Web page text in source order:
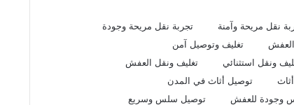
نقل مريحة وآمنة
تجربة نقل مريحة وجودة
تغليف وتوصيل آمن
ونقل استثنائي
تغليف ونقل العفش
توصيل أثاث في المدن
وجودة للعفش
توصيل سلس وسريع